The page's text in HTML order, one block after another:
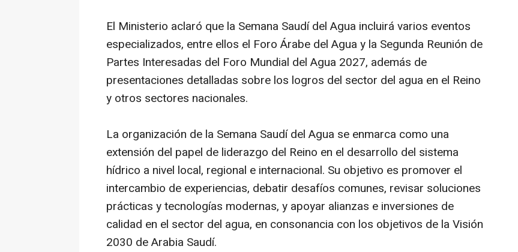
El Ministerio aclaró que la Semana Saudí del Agua incluirá varios eventos
especializados, entre ellos el Foro Árabe del Agua y la Segunda Reunión de
Partes Interesadas del Foro Mundial del Agua 2027, además de
presentaciones detalladas sobre los logros del sector del agua en el Reino
y otros sectores nacionales.
La organización de la Semana Saudí del Agua se enmarca como una
extensión del papel de liderazgo del Reino en el desarrollo del sistema
hídrico a nivel local, regional e internacional. Su objetivo es promover el
intercambio de experiencias, debatir desafíos comunes, revisar soluciones
prácticas y tecnologías modernas, y apoyar alianzas e inversiones de
calidad en el sector del agua, en consonancia con los objetivos de la Visión
2030 de Arabia Saudí.